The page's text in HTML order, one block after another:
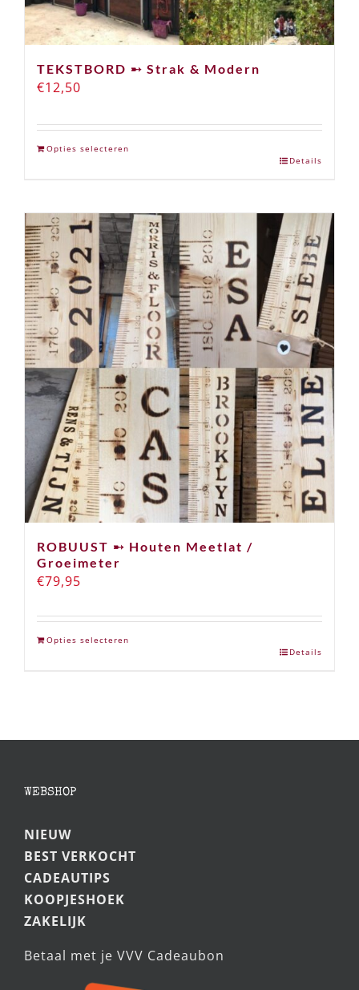
TEKSTBORD ➸ Strak & Modern
€12,50
Opties selecteren
Details
ROBUUST ➸ Houten Meetlat /
Groeimeter
€79,95
Opties selecteren
Details
WEBSHOP
NIEUW
BEST VERKOCHT
CADEAUTIPS
KOOPJESHOEK
ZAKELIJK
Betaal met je VVV Cadeaubon